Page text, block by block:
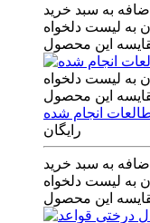
اضافه به سبد خرید
به لیست دلخواه
این محصول
به لیست دلخواه
این محصول
انجام شده
رایگان
اضافه به سبد خرید
به لیست دلخواه
این محصول